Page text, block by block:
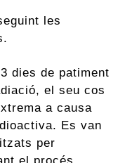
les
dies de patiment
el seu cos
a causa
Es van
per